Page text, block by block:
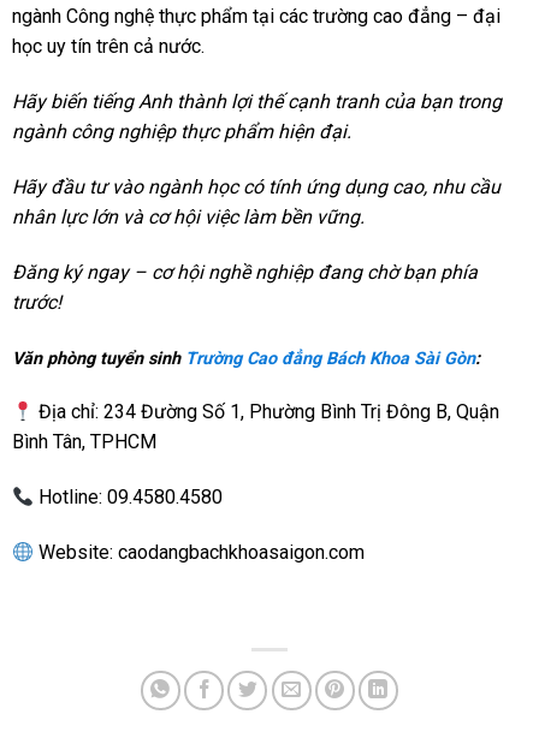
ngành Công nghệ thực phẩm tại các trường cao đẳng – đại
học uy tín trên cả nước.
Hãy biến tiếng Anh thành lợi thế cạnh tranh của bạn trong
ngành công nghiệp thực phẩm hiện đại.
Hãy đầu tư vào ngành học có tính ứng dụng cao, nhu cầu
nhân lực lớn và cơ hội việc làm bền vững.
Đăng ký ngay – cơ hội nghề nghiệp đang chờ bạn phía
trước!
Văn phòng tuyển sinh Trường Cao đẳng Bách Khoa Sài Gòn:
Địa chỉ: 234 Đường Số 1, Phường Bình Trị Đông B, Quận
Bình Tân, TPHCM
Hotline: 09.4580.4580
Website: caodangbachkhoasaigon.com